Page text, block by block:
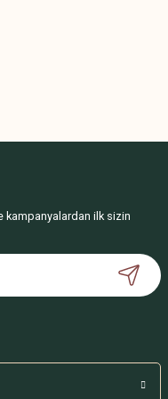
kampanyalardan ilk sizin